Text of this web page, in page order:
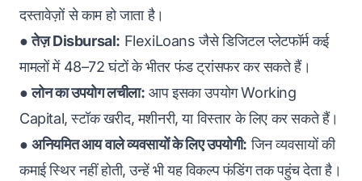
दस्तावेज़ों से काम हो जाता है।
●तेज़ Disbursal: FlexiLoans जैसे डिजिटल प्लेटफॉर्म कई
मामलों में 48–72 घंटों के भीतर फंड ट्रांसफर कर सकते हैं।
●लोन का उपयोग लचीला: आप इसका उपयोग Working
Capital, स्टॉक खरीद, मशीनरी, या विस्तार के लिए कर सकते हैं।
●अनियमित आय वाले व्यवसायों के लिए उपयोगी: जिन व्यवसायों की
कमाई स्थिर नहीं होती, उन्हें भी यह विकल्प फंडिंग तक पहुंच देता है।